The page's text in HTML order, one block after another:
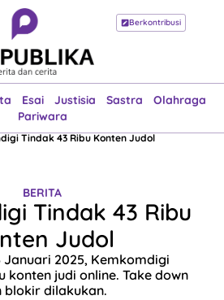
Berkontribusi
Esai Justisia Sastra
Olahraga
Pariwara
Beranda
Esai
Justisia
Sastra
Olahraga
Pariwara
Tindak 43 Ribu Konten Judol
BERITA
Tindak 43 Ribu
Judol
Januari 2025, Kemkomdigi
konten judi online. Take down
blokir dilakukan.